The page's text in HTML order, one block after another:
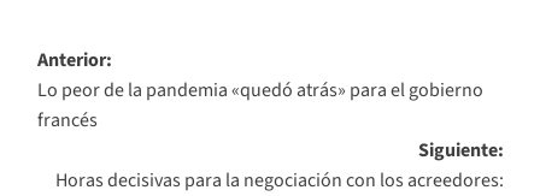
Navegación
de
entradas
Anterior:
Lo peor de la pandemia «quedó atrás» para el gobierno
francés
Siguiente:
Horas decisivas para la negociación con los acreedores: